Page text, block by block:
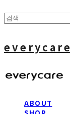
everycare
ABOUT